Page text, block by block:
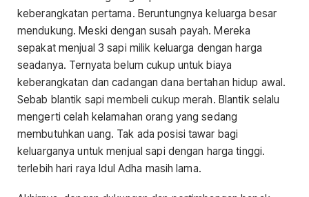
keberangkatan pertama. Beruntungnya keluarga besar
mendukung. Meski dengan susah payah. Mereka
sepakat menjual 3 sapi milik keluarga dengan harga
seadanya. Ternyata belum cukup untuk biaya
keberangkatan dan cadangan dana bertahan hidup awal.
Sebab blantik sapi membeli cukup merah. Blantik selalu
mengerti celah kelamahan orang yang sedang
membutuhkan uang. Tak ada posisi tawar bagi
keluarganya untuk menjual sapi dengan harga tinggi.
terlebih hari raya Idul Adha masih lama.